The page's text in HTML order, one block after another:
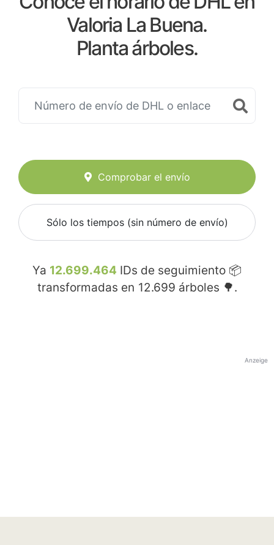
Valoria La Buena.
Planta árboles.
Comprobar el envío
Sólo los tiempos (sin número de envío)
Ya 12.699.464 IDs de seguimiento 📦
transformadas en 12.699 árboles 🌳.
Anzeige